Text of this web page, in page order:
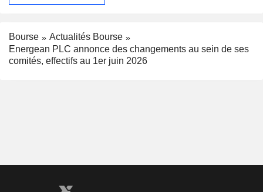
Bourse
Actualités Bourse
Energean PLC annonce des changements au sein de ses
comités, effectifs au 1er juin 2026